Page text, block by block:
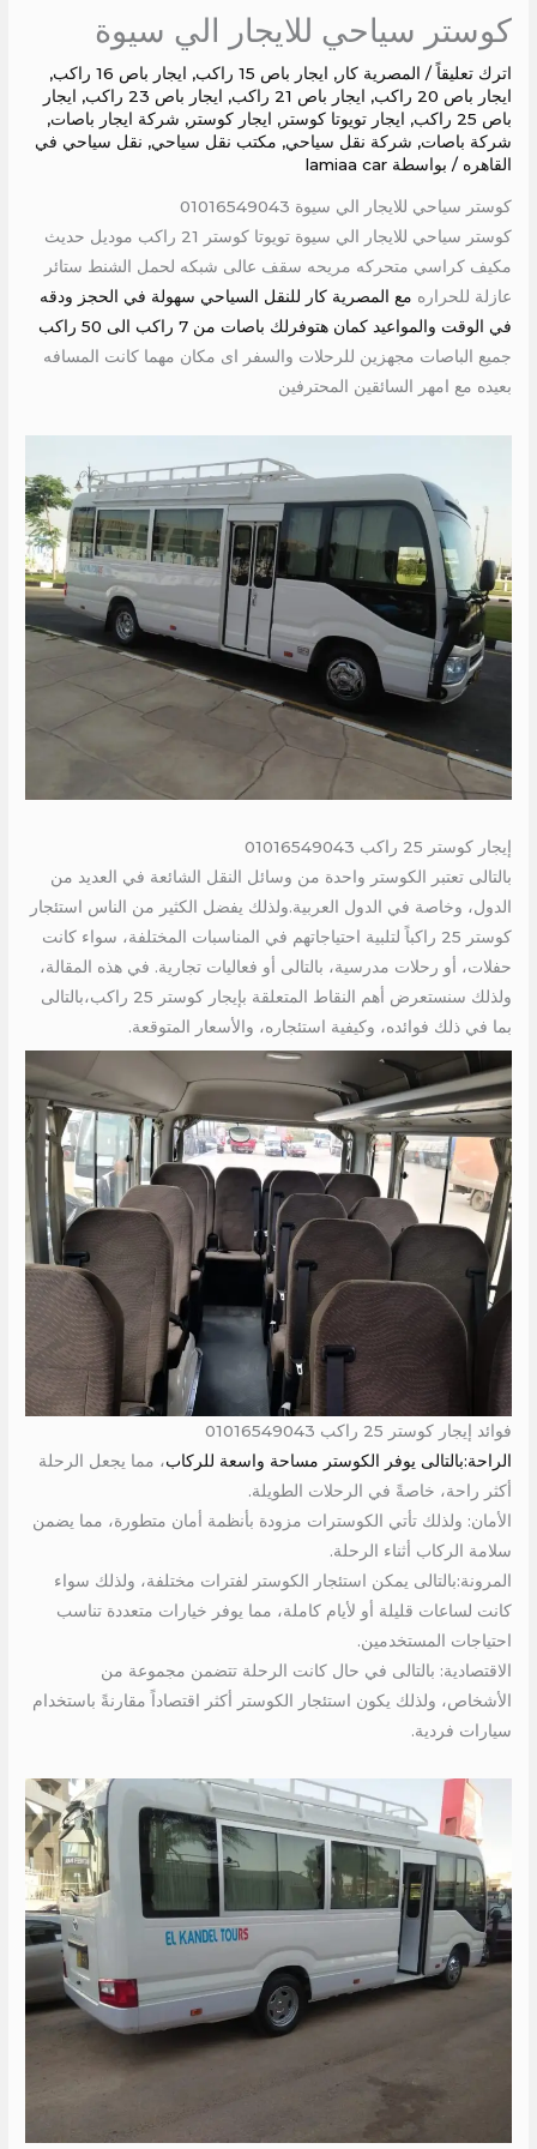
كوستر سياحي للايجار الي سيوة
اترك تعليقاً / المصرية كار, ايجار باص 15 راكب , ايجار باص 16 راكب
,
ايجار باص 20 راكب
, ايجار باص 21 راكب , ايجار باص 23 راكب , ايجار
باص 25 راكب
, ايجار تويوتا كوستر, ايجار كوستر, شركة ايجار باصات,
شركة باصات, شركة نقل سياحي, مكتب نقل سياحي, نقل سياحي في
القاهره / بواسطة lamiaa car
كوستر سياحي للايجار الي سيوة 01016549043
كوستر سياحي للايجار الي سيوة تويوتا كوستر 21 راكب موديل حديث
مكيف كراسي متحركه مريحه سقف عالى شبكه لحمل الشنط ستائر
عازلة للحراره مع المصرية كار للنقل السياحي سهولة في الحجز ودقه
في الوقت والمواعيد كمان هتوفرلك باصات من 7 راكب الى 50 راكب
جميع الباصات مجهزين للرحلات والسفر اى مكان مهما كانت المسافه
بعيده مع امهر السائقين المحترفين
إيجار كوستر 25 راكب 01016549043
بالتالى تعتبر الكوستر واحدة من وسائل النقل الشائعة في العديد من
الدول، وخاصة في الدول العربية.ولذلك يفضل الكثير من الناس استئجار
كوستر 25 راكباً لتلبية احتياجاتهم في المناسبات المختلفة، سواء كانت
حفلات، أو رحلات مدرسية، بالتالى أو فعاليات تجارية. في هذه المقالة،
ولذلك سنستعرض أهم النقاط المتعلقة بإيجار كوستر 25 راكب،بالتالى
بما في ذلك فوائده، وكيفية استئجاره، والأسعار المتوقعة.
فوائد إيجار كوستر 25 راكب 01016549043
الراحة:بالتالى يوفر الكوستر مساحة واسعة للركاب، مما يجعل الرحلة
أكثر راحة، خاصةً في الرحلات الطويلة.
الأمان: ولذلك تأتي الكوسترات مزودة بأنظمة أمان متطورة، مما يضمن
سلامة الركاب أثناء الرحلة.
المرونة:بالتالى يمكن استئجار الكوستر لفترات مختلفة، ولذلك سواء
كانت لساعات قليلة أو لأيام كاملة، مما يوفر خيارات متعددة تناسب
احتياجات المستخدمين.
الاقتصادية: بالتالى في حال كانت الرحلة تتضمن مجموعة من
الأشخاص، ولذلك يكون استئجار الكوستر أكثر اقتصاداً مقارنةً باستخدام
سيارات فردية.